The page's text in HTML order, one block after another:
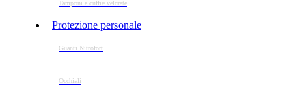
Tamponi e cuffie velcrate
Protezione personale
Guanti Nitrofort
Occhiali